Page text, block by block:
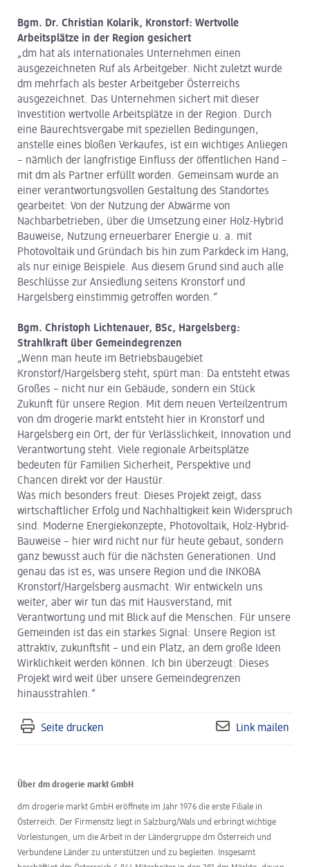
Bgm. Dr. Christian Kolarik, Kronstorf: Wertvolle
Arbeitsplätze in der Region gesichert
„dm hat als internationales Unternehmen einen
ausgezeichneten Ruf als Arbeitgeber. Nicht zuletzt wurde
dm mehrfach als bester Arbeitgeber Österreichs
ausgezeichnet. Das Unternehmen sichert mit dieser
Investition wertvolle Arbeitsplätze in der Region. Durch
eine Baurechtsvergabe mit speziellen Bedingungen,
anstelle eines bloßen Verkaufes, ist ein wichtiges Anliegen
– nämlich der langfristige Einfluss der öffentlichen Hand –
mit dm als Partner erfüllt worden. Gemeinsam wurde an
einer verantwortungsvollen Gestaltung des Standortes
gearbeitet: Von der Nutzung der Abwärme von
Nachbarbetrieben, über die Umsetzung einer Holz-Hybrid
Bauweise, Nutzung erneuerbarer Energie u. a. mit
Photovoltaik und Gründach bis hin zum Parkdeck im Hang,
als nur einige Beispiele. Aus diesem Grund sind auch alle
Beschlüsse zur Ansiedlung seitens Kronstorf und
Hargelsberg einstimmig getroffen worden.“
Bgm. Christoph Lichtenauer, BSc, Hargelsberg:
Strahlkraft über Gemeindegrenzen
„Wenn man heute im Betriebsbaugebiet
Kronstorf/Hargelsberg steht, spürt man: Da entsteht etwas
Großes – nicht nur ein Gebäude, sondern ein Stück
Zukunft für unsere Region. Mit dem neuen Verteilzentrum
von dm drogerie markt entsteht hier in Kronstorf und
Hargelsberg ein Ort, der für Verlässlichkeit, Innovation und
Verantwortung steht. Viele regionale Arbeitsplätze
bedeuten für Familien Sicherheit, Perspektive und
Chancen direkt vor der Haustür.
Was mich besonders freut: Dieses Projekt zeigt, dass
wirtschaftlicher Erfolg und Nachhaltigkeit kein Widerspruch
sind. Moderne Energiekonzepte, Photovoltaik, Holz-Hybrid-
Bauweise – hier wird nicht nur für heute gebaut, sondern
ganz bewusst auch für die nächsten Generationen. Und
genau das ist es, was unsere Region und die INKOBA
Kronstorf/Hargelsberg ausmacht: Wir entwickeln uns
weiter, aber wir tun das mit Hausverstand, mit
Verantwortung und mit Blick auf die Menschen. Für unsere
Gemeinden ist das ein starkes Signal: Unsere Region ist
attraktiv, zukunftsfit – und ein Platz, an dem große Ideen
Wirklichkeit werden können. Ich bin überzeugt: Dieses
Projekt wird weit über unsere Gemeindegrenzen
hinausstrahlen.“
Seite drucken Link mailen
Über dm drogerie markt GmbH
dm drogerie markt GmbH eröffnete im Jahr 1976 die erste Filiale in
Österreich. Der Firmensitz liegt in Salzburg/Wals und erbringt wichtige
Vorleistungen, um die Arbeit in der Ländergruppe dm Österreich und
Verbundene Länder zu unterstützen und zu begleiten. Insgesamt